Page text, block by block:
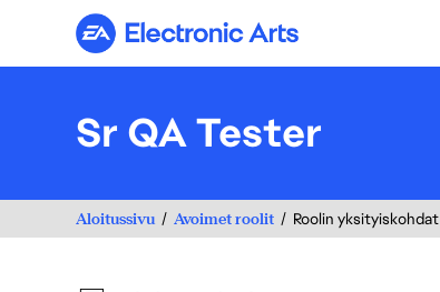
Electronic Arts
Sr QA Tester
Aloitussivu Avoimet roolit Roolin yksityiskohdat